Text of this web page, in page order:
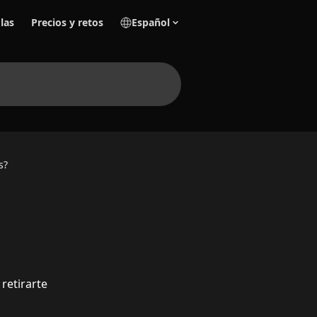
Precios y retos Español
retirarte